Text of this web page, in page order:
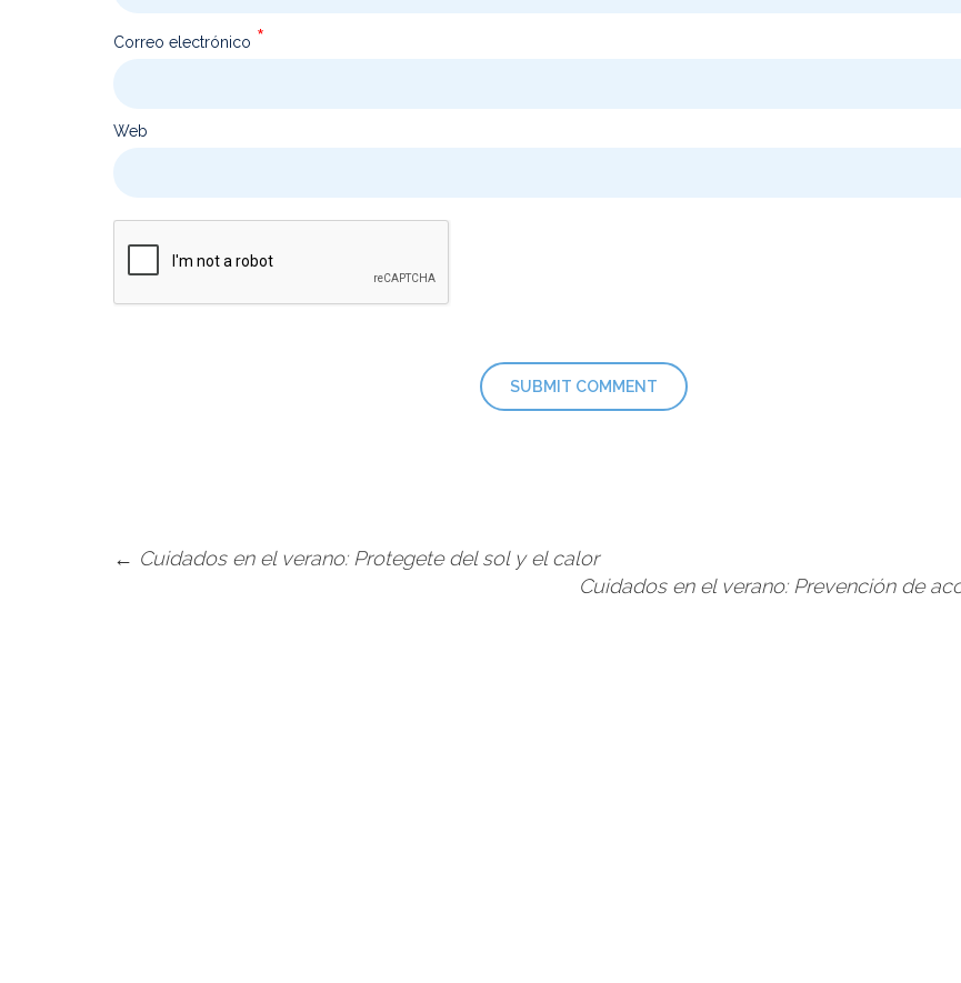
Correo electrónico *
Web
← Cuidados en el verano: Protegete del sol y el calor
Cuidados en el verano: Prevención de